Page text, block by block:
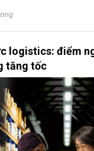
logistics: điểm
tăng tốc